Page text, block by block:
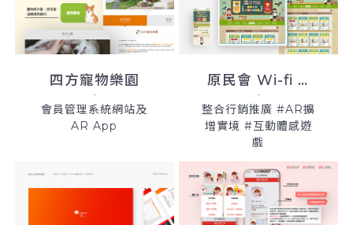
四方寵物樂園
會員管理系統網站及
AR App
原民會 Wi-fi 行銷推廣案
整合行銷推廣 #AR擴
增實境 #互動體感遊
戲